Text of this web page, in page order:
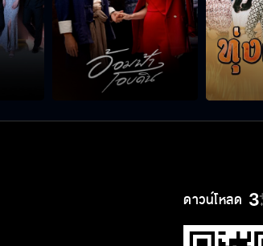
ดาวน์โหลด